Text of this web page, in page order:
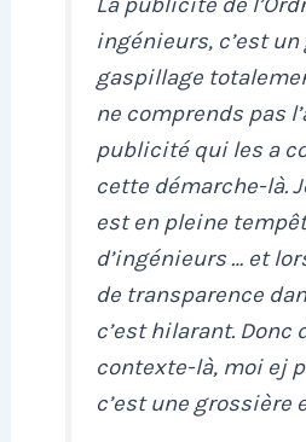
ingénieurs, c’est
gaspillage
ne comprends pas
publicité qui les a
cette démarche-là.
est en pleine
d’ingénieurs … et
de transparence
c’est hilarant. Donc
contexte-là, moi ej
c’est une grossière